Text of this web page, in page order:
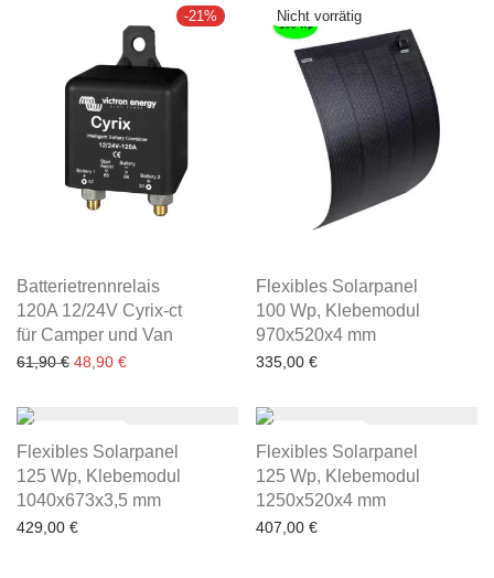
-21%
Batterietrennrelais
120A 12/24V Cyrix-ct
für Camper und Van
61,90€ Ursprünglicher Preis war: 61,90 €
48,90 €Aktueller Preis ist: 48,90 €.
Flexibles Solarpanel
100 Wp, Klebemodul
970x520x4 mm
335,00 €
Flexibles Solarpanel
125 Wp, Klebemodul
1040x673x3,5 mm
429,00 €
Flexibles Solarpanel
125 Wp, Klebemodul
1250x520x4 mm
407,00 €